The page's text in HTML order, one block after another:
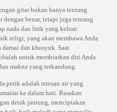
gitar bukan hanya tentang
dengan benar, tetapi juga tentang
nada dan lirik yang keluar.
religi, yang akan membawa Anda
damai dan khusyuk. Saat
untuk membiarkan diri Anda
makna yang terkandung.
petik adalah tetesan air yang
ke dalam hati. Rasakan
detak jantung, menciptakan